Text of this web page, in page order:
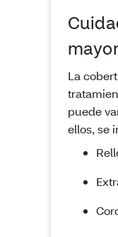
La
puede
ellos, se